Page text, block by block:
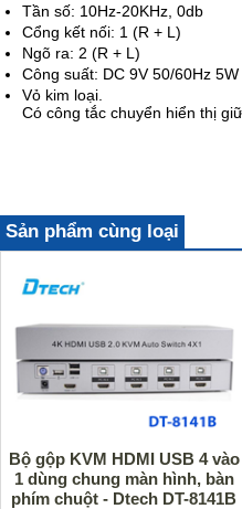
Tần số: 10Hz-20KHz, 0db
Cổng kết nối: 1 (R + L)
Ngõ ra: 2 (R + L)
Công suất: DC 9V 50/60Hz 5W
Vỏ kim loại.
Có công tắc chuyển hiển thị
Sản phẩm cùng loại
Bộ gộp KVM HDMI USB 4 vào
1 dùng chung màn hình, bàn
phím chuột - Dtech DT-8141B